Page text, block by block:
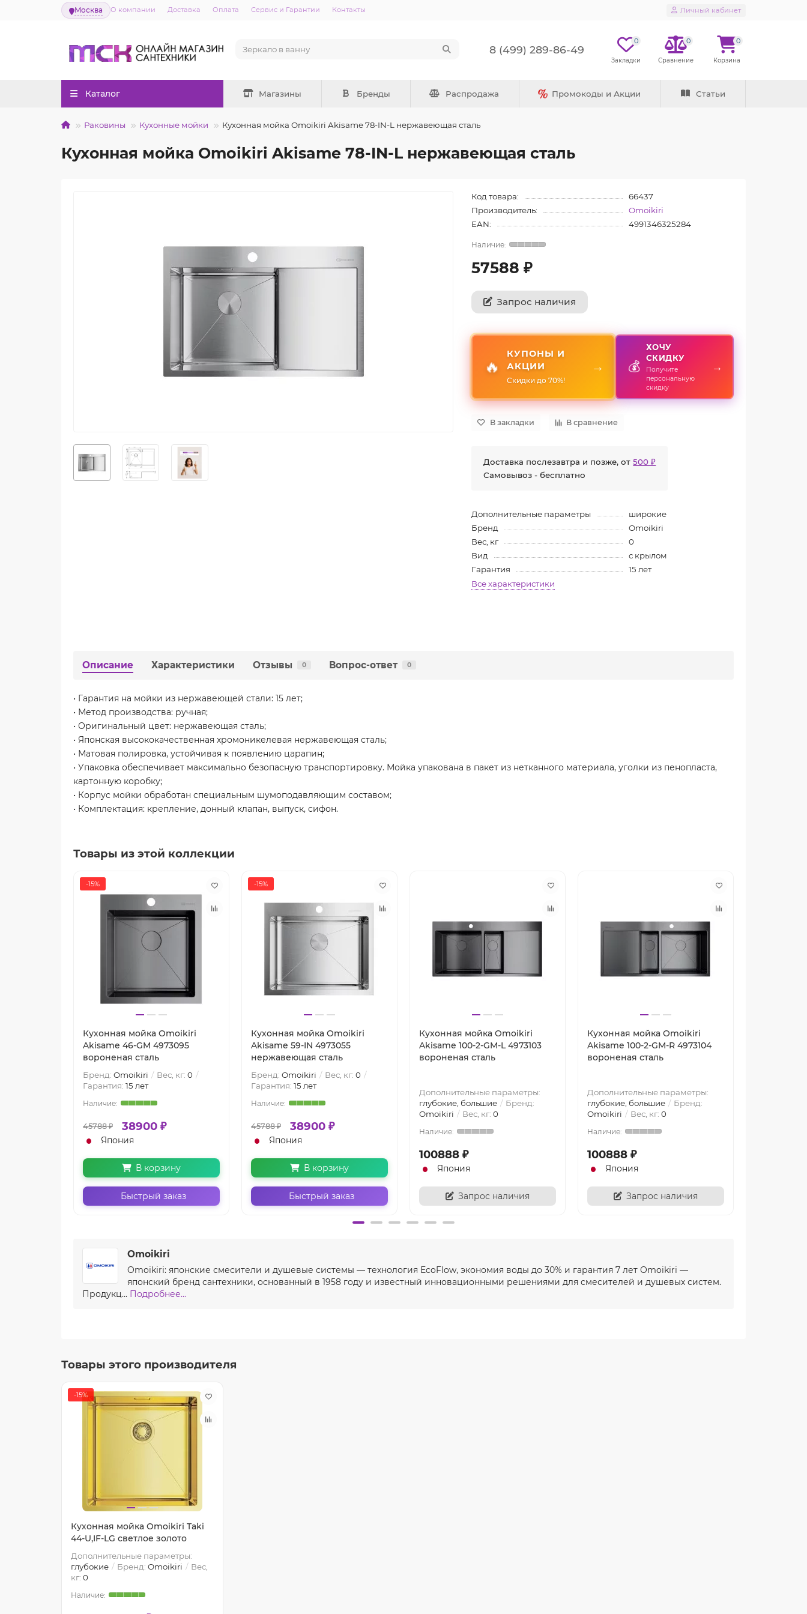
Москва О компании Доставка Оплата Сервис и Гарантии Контакты Личный кабинет
8 (499) 289-86-49
0 0 0
Каталог Магазины Бренды Распродажа Промокоды и Акции Статьи
Раковины Кухонные мойки Кухонная мойка Omoikiri Akisame 78-IN-L нержавеющая сталь
Кухонная мойка Omoikiri Akisame 78-IN-L нержавеющая сталь
Код товара:
66437
Производитель:
Omoikiri
EAN:
4991346325284
57588 ₽
Запрос наличия
🔥
КУПОНЫ И
АКЦИИ
Скидки до 70%!
→ 💰
ХОЧУ
СКИДКУ
Получите
персональную
скидку
→
В закладки В сравнение
Доставка послезавтра и позже, от500 ₽
Самовывоз - бесплатно
Дополнительные параметры
широкие
Бренд
Omoikiri
Вес, кг
0
Вид
с крылом
Гарантия
15 лет
Все характеристики
Описание Характеристики Отзывы 0 Вопрос-ответ 0
• Гарантия на мойки из нержавеющей стали: 15 лет;
• Метод производства: ручная;
• Оригинальный цвет: нержавеющая сталь;
• Японская высококачественная хромоникелевая нержавеющая сталь;
• Матовая полировка, устойчивая к появлению царапин;
• Упаковка обеспечивает максимально безопасную транспортировку. Мойка упакована в пакет из нетканного материала, уголки из пенопласта,
картонную коробку;
• Корпус мойки обработан специальным шумоподавляющим составом;
• Комплектация: крепление, донный клапан, выпуск, сифон.
Товары из этой коллекции
-15%
Кухонная мойка Omoikiri
Akisame 46-GM 4973095
вороненая сталь
Бренд: Omoikiri Вес, кг: 0
Гарантия: 15 лет
45788 ₽ 38900 ₽
Япония
В корзину
Быстрый заказ
-15%
Кухонная мойка Omoikiri
Akisame 59-IN 4973055
нержавеющая сталь
Бренд: Omoikiri Вес, кг: 0
Гарантия: 15 лет
45788 ₽ 38900 ₽
Япония
В корзину
Быстрый заказ
Кухонная мойка Omoikiri
Akisame 100-2-GM-L 4973103
вороненая сталь
Дополнительные параметры:
глубокие, большие
Бренд:
Omoikiri
Вес, кг: 0
100888 ₽
Япония
Запрос наличия
Кухонная мойка Omoikiri
Akisame 100-2-GM-R 4973104
вороненая сталь
Дополнительные параметры:
глубокие, большие
Бренд:
Omoikiri
Вес, кг: 0
100888 ₽
Япония
Запрос наличия
Omoikiri
Omoikiri: японские смесители и душевые системы — технология EcoFlow, экономия воды до 30% и гарантия 7 лет Omoikiri —
японский бренд сантехники, основанный в 1958 году и известный инновационными решениями для смесителей и душевых систем.
Продукц... Подробнее...
Товары этого производителя
-15%
Кухонная мойка Omoikiri Taki
44-U,IF-LG светлое золото
Дополнительные параметры:
глубокие
Бренд: Omoikiri
Вес,
кг: 0